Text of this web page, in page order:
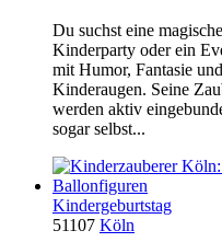
Du suchst eine
Kinderparty oder ein
mit Humor, Fantasie
Kinderaugen. Seine
werden aktiv
sogar selbst...
Kindergeburtstag
51107 Köln